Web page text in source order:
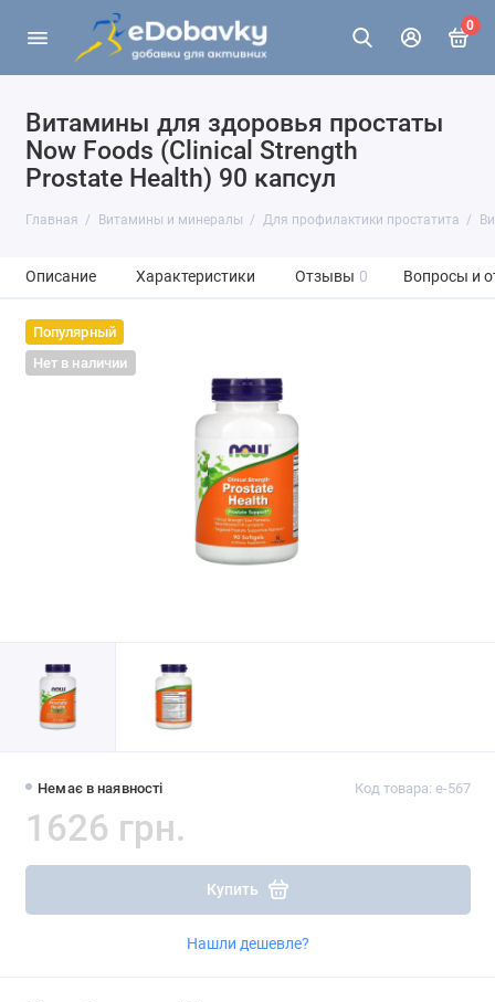
0
Витамины для здоровья простаты
Now Foods (Clinical Strength
Prostate Health) 90 капсул
Главная Витамины и минералы Для профилактики простатита
Описание Характеристики Отзывы 0 Вопросы и
Популярный
Нет в наличии
Немає в наявності Код товара: e-567
1626 грн.
Купить
Нашли дешевле?